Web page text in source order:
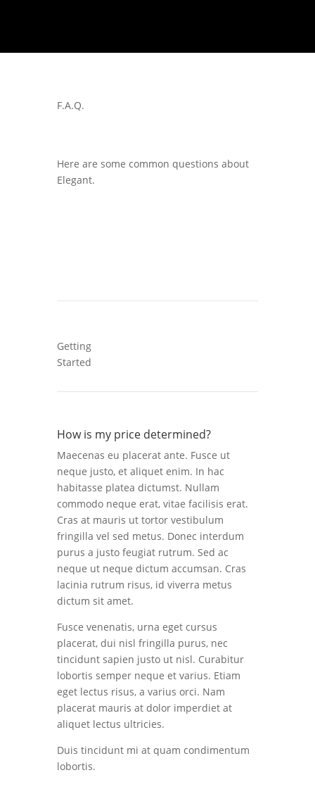
F.A.Q.
Here are some common questions about
Elegant.
Getting
Started
How is my price determined?
Maecenas eu placerat ante. Fusce ut
neque justo, et aliquet enim. In hac
habitasse platea dictumst. Nullam
commodo neque erat, vitae facilisis erat.
Cras at mauris ut tortor vestibulum
fringilla vel sed metus. Donec interdum
purus a justo feugiat rutrum. Sed ac
neque ut neque dictum accumsan. Cras
lacinia rutrum risus, id viverra metus
dictum sit amet.
Fusce venenatis, urna eget cursus
placerat, dui nisl fringilla purus, nec
tincidunt sapien justo ut nisl. Curabitur
lobortis semper neque et varius. Etiam
eget lectus risus, a varius orci. Nam
placerat mauris at dolor imperdiet at
aliquet lectus ultricies.
Duis tincidunt mi at quam condimentum
lobortis.